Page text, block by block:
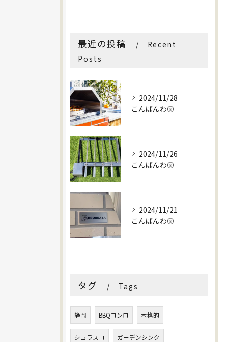
最近の投稿
Recent
Posts
2024/11/28
こんばんわ🌝
2024/11/26
こんばんわ🌝
2024/11/21
こんばんわ🌝
タグ Tags
静岡 BBQコンロ 本格的
シュラスコ ガーデンシンク